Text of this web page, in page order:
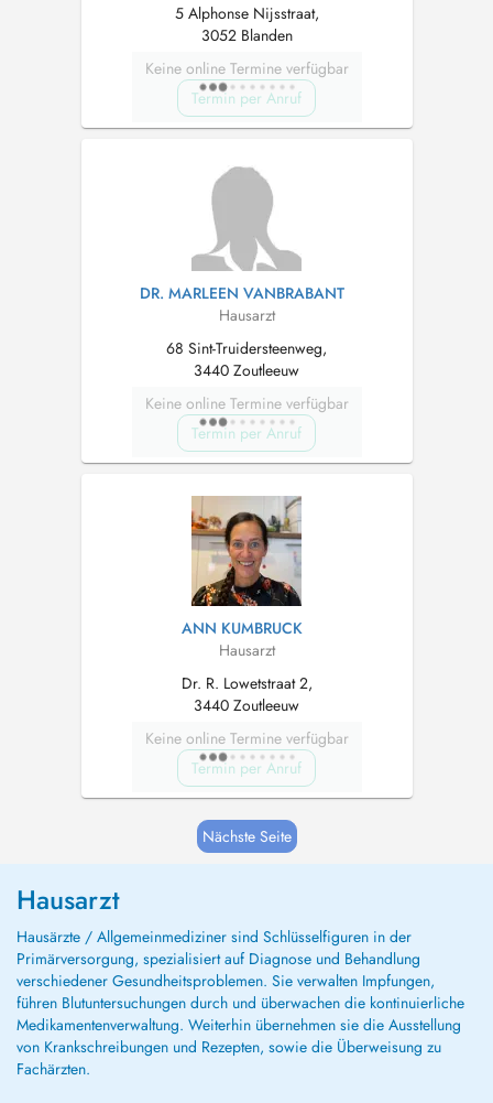
5 Alphonse Nijsstraat,
3052 Blanden
Keine online Termine verfügbar
Termin per Anruf
DR. MARLEEN VANBRABANT
Hausarzt
68 Sint-Truidersteenweg,
3440 Zoutleeuw
Keine online Termine verfügbar
Termin per Anruf
ANN KUMBRUCK
Hausarzt
Dr. R. Lowetstraat 2,
3440 Zoutleeuw
Keine online Termine verfügbar
Termin per Anruf
Nächste Seite
Hausarzt
Hausärzte / Allgemeinmediziner sind Schlüsselfiguren in der
Primärversorgung, spezialisiert auf Diagnose und Behandlung
verschiedener Gesundheitsproblemen. Sie verwalten Impfungen,
führen Blutuntersuchungen durch und überwachen die kontinuierliche
Medikamentenverwaltung. Weiterhin übernehmen sie die Ausstellung
von Krankschreibungen und Rezepten, sowie die Überweisung zu
Fachärzten.